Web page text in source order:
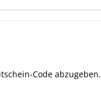
Code abzugeben.